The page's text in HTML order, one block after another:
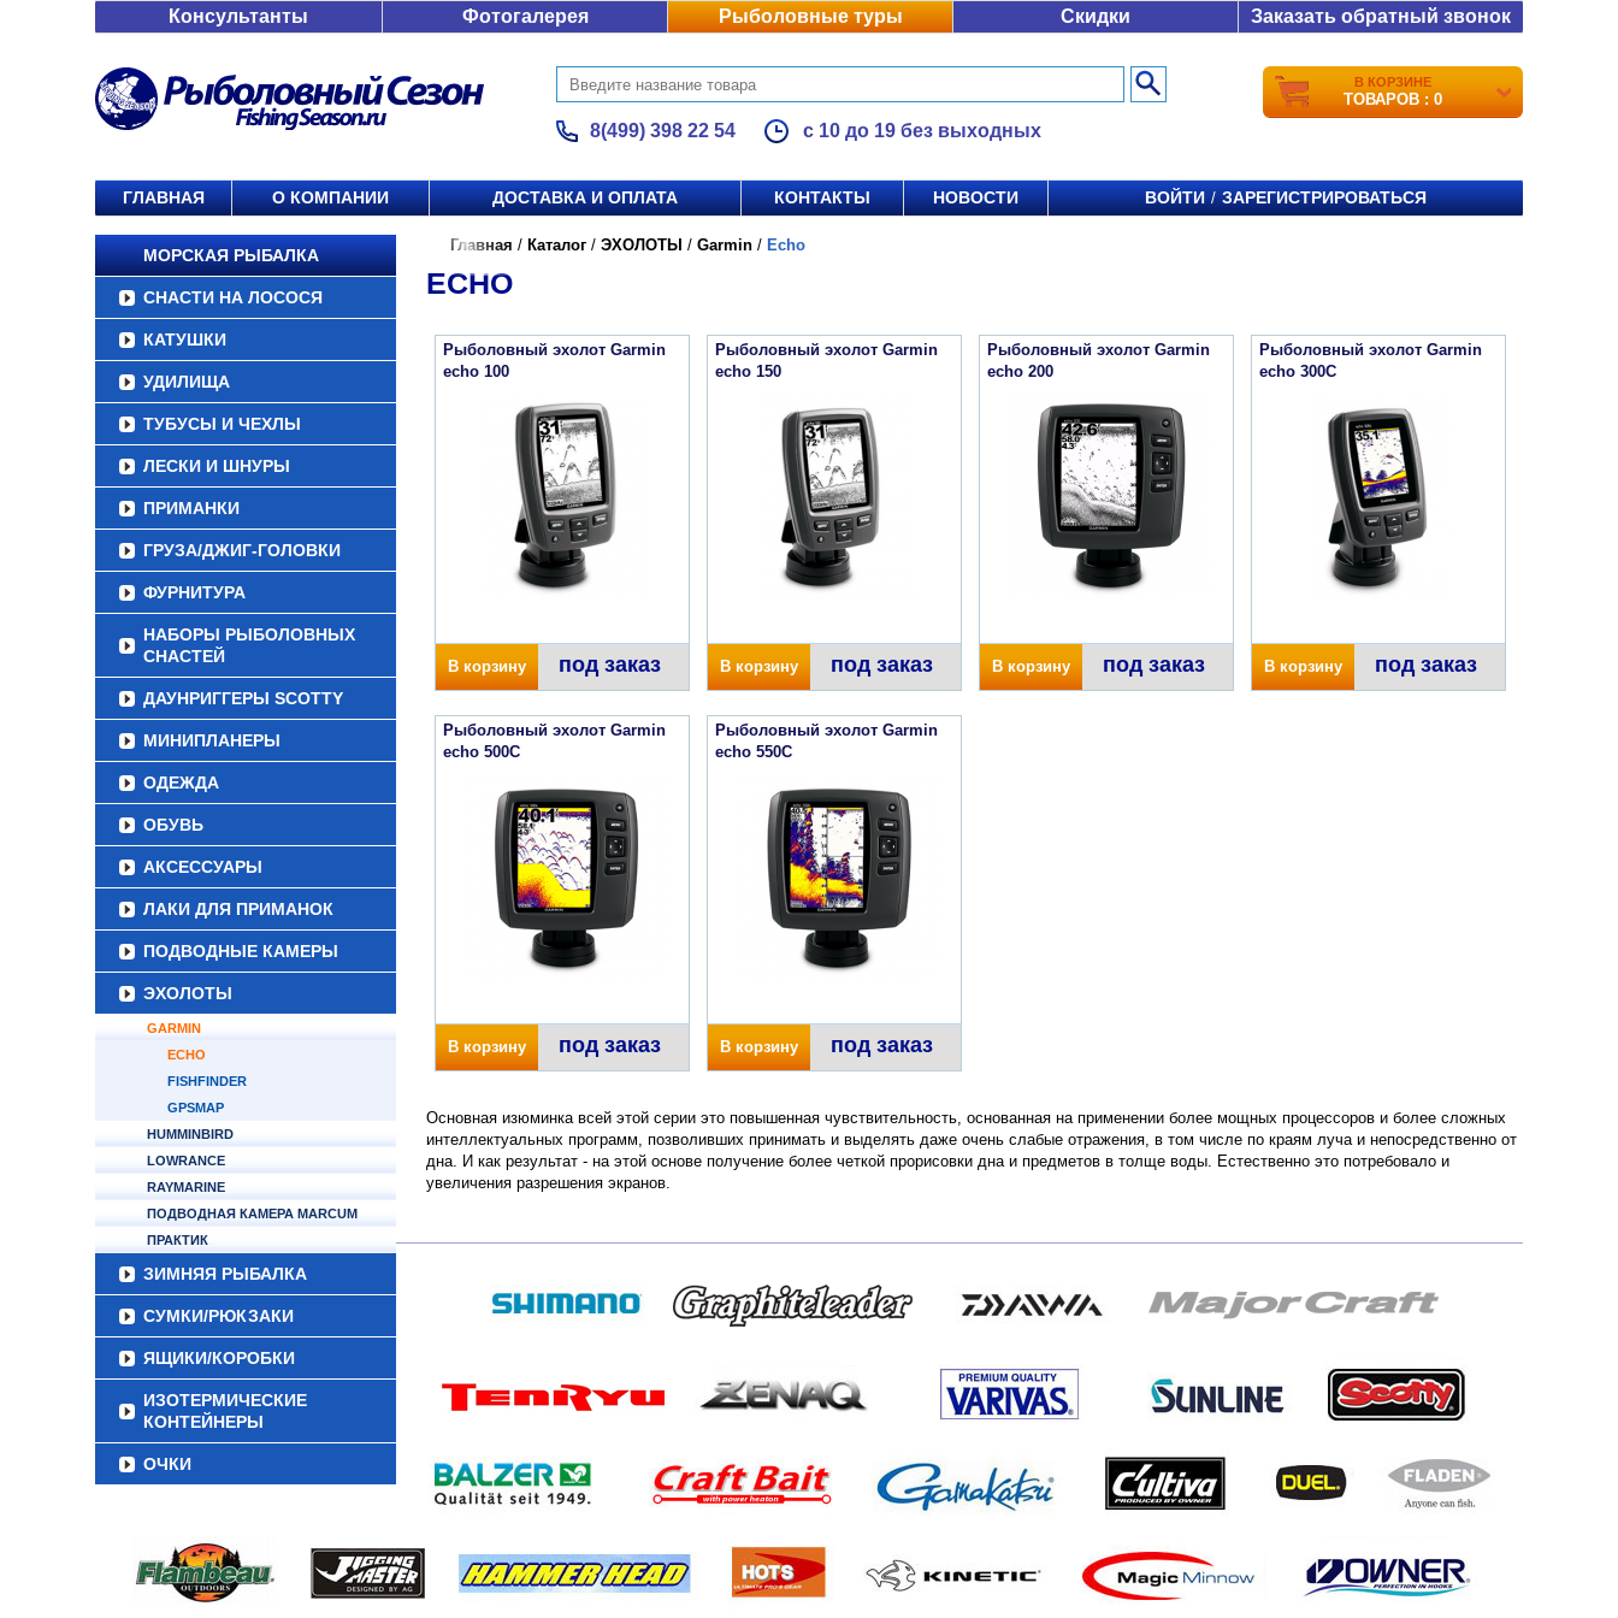
Консультанты Фотогалерея Рыболовные туры Скидки Заказать обратный звонок
8(499) 398 22 54 с 10 до 19 без выходных
В КОРЗИНЕ
ТОВАРОВ : 0
ГЛАВНАЯ О КОМПАНИИ ДОСТАВКА И ОПЛАТА КОНТАКТЫ НОВОСТИ ВОЙТИ / ЗАРЕГИСТРИРОВАТЬСЯ
МОРСКАЯ РЫБАЛКА
СНАСТИ НА ЛОСОСЯ
КАТУШКИ
УДИЛИЩА
ТУБУСЫ И ЧЕХЛЫ
ЛЕСКИ И ШНУРЫ
ПРИМАНКИ
ГРУЗА/ДЖИГ-ГОЛОВКИ
ФУРНИТУРА
НАБОРЫ РЫБОЛОВНЫХ
СНАСТЕЙ
ДАУНРИГГЕРЫ SCOTTY
МИНИПЛАНЕРЫ
ОДЕЖДА
ОБУВЬ
АКСЕССУАРЫ
ЛАКИ ДЛЯ ПРИМАНОК
ПОДВОДНЫЕ КАМЕРЫ
ЭХОЛОТЫ
GARMIN
ECHO
FISHFINDER
GPSMAP
HUMMINBIRD
LOWRANCE
RAYMARINE
ПОДВОДНАЯ КАМЕРА MARCUM
ПРАКТИК
ЗИМНЯЯ РЫБАЛКА
СУМКИ/РЮКЗАКИ
ЯЩИКИ/КОРОБКИ
ИЗОТЕРМИЧЕСКИЕ
КОНТЕЙНЕРЫ
ОЧКИ
Главная / Каталог / ЭХОЛОТЫ / Garmin / Echo
ECHO
Рыболовный эхолот Garmin
echo 100
В корзину под заказ
Рыболовный эхолот Garmin
echo 150
В корзину под заказ
Рыболовный эхолот Garmin
echo 200
В корзину под заказ
Рыболовный эхолот Garmin
echo 300С
В корзину под заказ
Рыболовный эхолот Garmin
echo 500С
В корзину под заказ
Рыболовный эхолот Garmin
echo 550С
В корзину под заказ
Основная изюминка всей этой серии это повышенная чувствительность, основанная на применении более мощных процессоров и более сложных
интеллектуальных программ, позволивших принимать и выделять даже очень слабые отражения, в том числе по краям луча и непосредственно от
дна. И как результат - на этой основе получение более четкой прорисовки дна и предметов в толще воды. Естественно это потребовало и
увеличения разрешения экранов.